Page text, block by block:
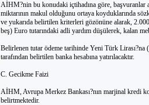
AİHM?nin bu konudaki içtihadına göre, başvuranlar
miktarının makul olduğunu ortaya koyduklarında
ve yukarıda belirtilen kriterleri gözönüne alarak,
beş) Euro tutarındaki adli yardım düşülerek, kalan
Belirlenen tutar ödeme tarihinde Yeni Türk
tarafından belirtilen banka hesabına yatırılacaktır.
C. Gecikme Faizi
AİHM, Avrupa Merkez Bankası?nın marjinal kredi
belirtmektedir.